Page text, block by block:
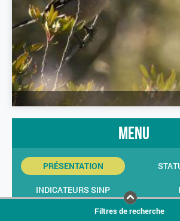
menu
PRÉSENTATION
INDICATEURS SINP
Filtres de recherche